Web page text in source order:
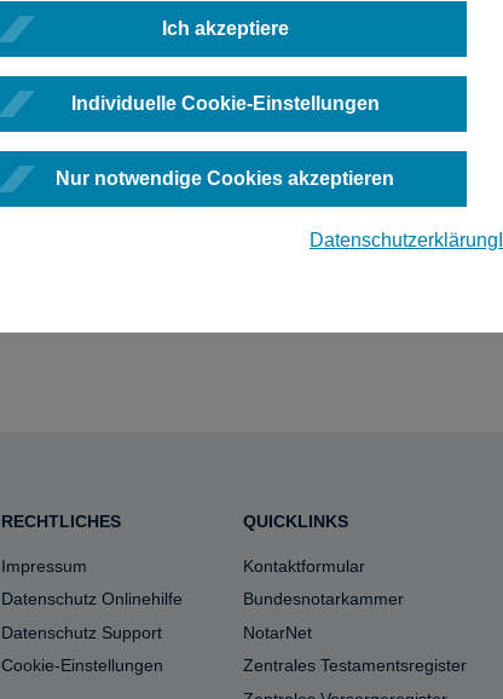
Ich akzeptiere
Individuelle Cookie-Einstellungen
Nur notwendige Cookies akzeptieren
Datenschutzerklärung
RECHTLICHES
Impressum
Datenschutz Onlinehilfe
Datenschutz Support
Cookie-Einstellungen
QUICKLINKS
Kontaktformular
Bundesnotarkammer
NotarNet
Zentrales Testamentsregister